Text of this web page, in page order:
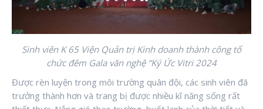
Sinh viên K 65 Viện Quản trị Kinh doanh thành công tổ
chức đêm Gala văn nghệ “Ký Ức Vitri 2024
Được rèn luyện trong môi trường quân đội, các sinh viên đã
trưởng thành hơn và trang bị được nhiều kĩ năng sống rất